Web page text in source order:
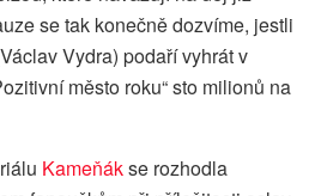
se tak konečně dozvíme, jestli
Vydra) podaří vyhrát v
město roku“ sto milionů na
Kameňákse rozhodla